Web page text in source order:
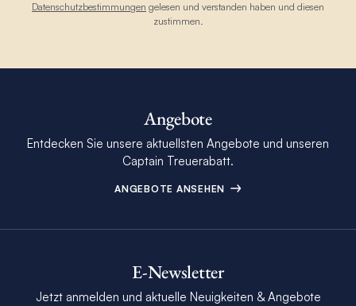
Datenschutzbestimmungen gelesen und verstanden haben und diesen
zustimmen.
Angebote
Entdecken Sie unsere aktuellsten Angebote und unseren
Captain Treuerabatt.
ANGEBOTE ANSEHEN
E-Newsletter
Jetzt anmelden und aktuelle Neuigkeiten & Angebote